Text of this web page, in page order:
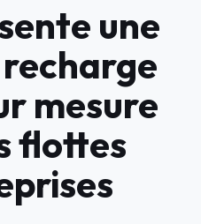
une
mesure
flottes